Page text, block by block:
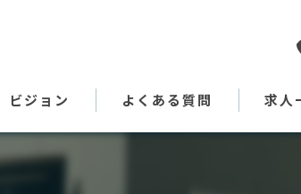
ビジョン
代表あいさつ
よくある質問 求人